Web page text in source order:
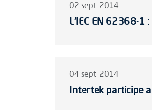
02 sept. 2014
L'IEC EN 62368-1
04 sept. 2014
Intertek participe